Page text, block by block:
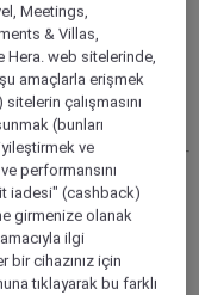
sizi ödüllendirir
Meetings,
& Villas,
Hera. web sitelerinde,
amaçlarla erişmek
çalışmasını
(bunları
ve
performansını
iadesi" (cashback)
girmenize olanak
ilgi
bir cihazınız için
tıklayarak bu farklı